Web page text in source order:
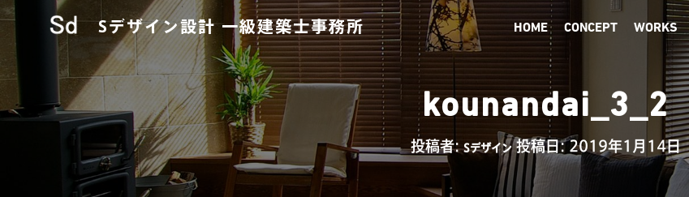
Sデザイン設計 一級建築士事務所 HOME CONCEPT WORKS
kounandai_3_2
投稿者:Sデザイン投稿日:2019年1月14日